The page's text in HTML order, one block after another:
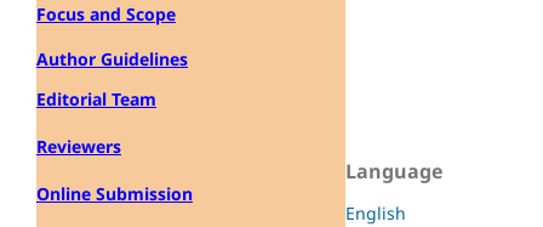
Focus and Scope
Author Guidelines
Editorial Team
Reviewers
Online Submission
Language
English